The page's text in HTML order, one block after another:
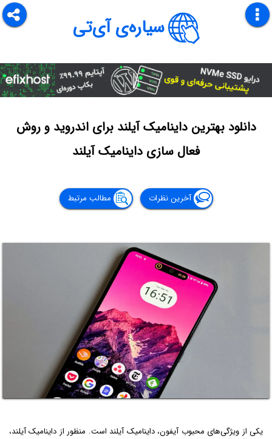
سیاره‌ی آی‌تی
دانلود بهترین داینامیک آیلند برای اندروید و روش
فعال سازی داینامیک آیلند
آخرین نظرات مطالب مرتبط
یکی از ویژگی‌های محبوب آیفون، داینامیک آیلند است. منظور از داینامیک آیلند،